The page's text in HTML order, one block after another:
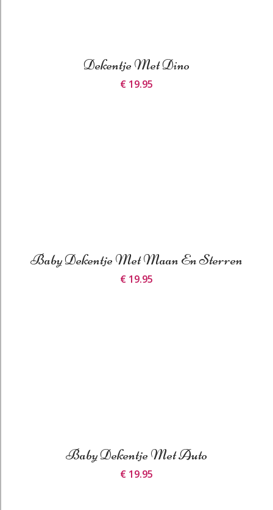
Dekentje Met Dino
€ 19.95
Baby Dekentje Met Maan En Sterren
€ 19.95
Baby Dekentje Met Auto
€ 19.95